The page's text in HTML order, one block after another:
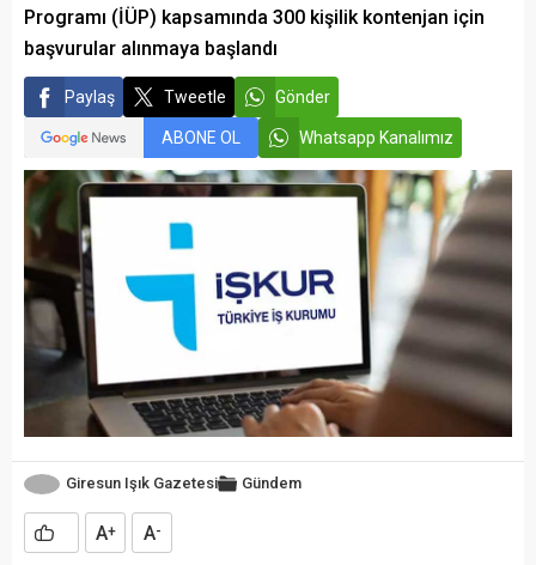
Programı (İÜP) kapsamında 300 kişilik kontenjan için
başvurular alınmaya başlandı
Paylaş Tweetle Gönder
ABONE OL Whatsapp Kanalımız
Giresun Işık Gazetesi Gündem
A+ A-